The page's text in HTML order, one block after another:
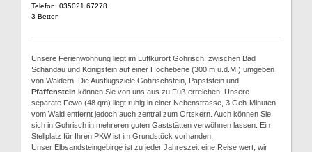
Telefon: 035021 67278
3 Betten
Unsere Ferienwohnung liegt im Luftkurort Gohrisch, zwischen Bad
Schandau und Königstein auf einer Hochebene (300 m ü.d.M.) umgeben
von Wäldern. Die Ausflugsziele Gohrischstein, Papststein und
Pfaffenstein können Sie von uns aus zu Fuß erreichen. Unsere
separate Fewo (48 qm) liegt ruhig in einer Nebenstrasse, 3 Geh-Minuten
vom Wald entfernt jedoch auch zentral zum Ortskern. Auch können Sie
sich in Gohrisch in mehreren guten Gaststätten verwöhnen lassen. Ein
Stellplatz für Ihren PKW ist im Grundstück vorhanden.
Unser Elbsandsteingebirge ist zu jeder Jahreszeit eine Reise wert, wir